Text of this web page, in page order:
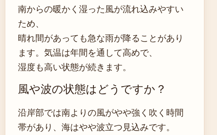
南からの暖かく湿った風が流れ込みやすい
ため、
晴れ間があっても急な雨が降ることがあり
ます。気温は年間を通して高めで、
湿度も高い状態が続きます。
風や波の状態はどうですか？
沿岸部では南よりの風がやや強く吹く時間
帯があり、海はやや波立つ見込みです。